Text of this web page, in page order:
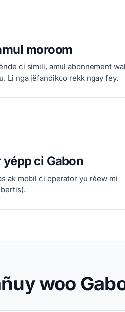
moroom
ci simili, amul abonnement
Li nga jëfandikoo rekk ngay fey.
ci Gabon
ak mobil ci operator yu réew mi
woo